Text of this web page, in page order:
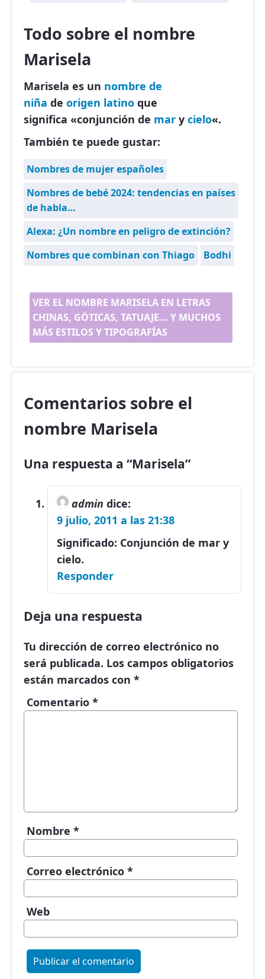
Todo sobre el nombre
Marisela
Marisela es un nombre de
niña de origen latino que
significa «conjunción de mar y cielo«.
También te puede gustar:
Nombres de mujer españoles
Nombres de bebé 2024: tendencias en países
de habla…
Alexa: ¿Un nombre en peligro de extinción?
Nombres que combinan con Thiago
Bodhi
VER EL NOMBRE MARISELA EN LETRAS
CHINAS, GÓTICAS, TATUAJE... Y MUCHOS
MÁS ESTILOS Y TIPOGRAFÍAS
Comentarios sobre el
nombre Marisela
Una respuesta a “Marisela”
admin dice:
9 julio, 2011 a las 21:38
Significado: Conjunción de mar y
cielo.
Responder
Deja una respuesta
Tu dirección de correo electrónico no
será publicada. Los campos obligatorios
están marcados con *
Comentario *
Nombre *
Correo electrónico *
Web